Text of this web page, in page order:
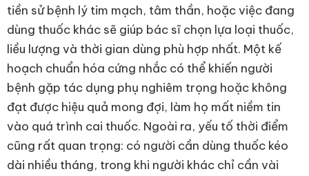
tiền sử bệnh lý tim mạch, tâm thần, hoặc việc đang
dùng thuốc khác sẽ giúp bác sĩ chọn lựa loại thuốc,
liều lượng và thời gian dùng phù hợp nhất. Một kế
hoạch chuẩn hóa cứng nhắc có thể khiến người
bệnh gặp tác dụng phụ nghiêm trọng hoặc không
đạt được hiệu quả mong đợi, làm họ mất niềm tin
vào quá trình cai thuốc. Ngoài ra, yếu tố thời điểm
cũng rất quan trọng: có người cần dùng thuốc kéo
dài nhiều tháng, trong khi người khác chỉ cần vài